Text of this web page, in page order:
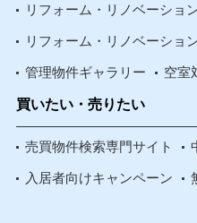
リフォーム・リノベーショ
リフォーム・リノベーショ
管理物件ギャラリー 空室
買いたい・売りたい
売買物件検索専門サイト
入居者向けキャンペーン